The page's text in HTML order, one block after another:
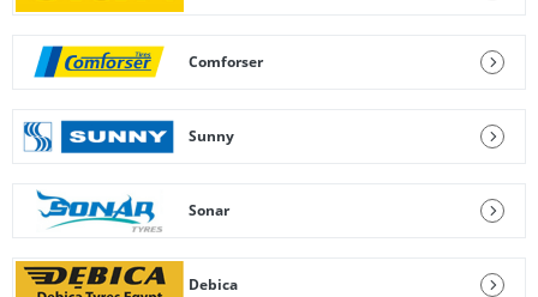
Comforser
Sunny
Sonar
Debica